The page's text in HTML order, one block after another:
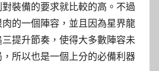
裝備的要求就比較的高。不過
的一個陣容，並且因為星界龍
提升節奏，使得大多數陣容未
所以也是一個上分的必備利器